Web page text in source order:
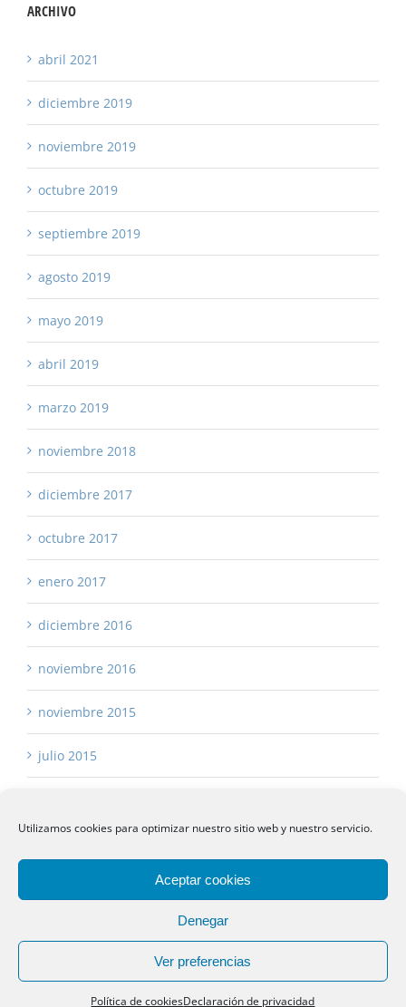
Utilizamos cookies para optimizar nuestro sitio web y nuestro servicio.
Aceptar cookies
Denegar
Ver preferencias
Política de cookiesDeclaración de privacidad
ARCHIVO
abril 2021
diciembre 2019
noviembre 2019
octubre 2019
septiembre 2019
agosto 2019
mayo 2019
abril 2019
marzo 2019
noviembre 2018
diciembre 2017
octubre 2017
enero 2017
diciembre 2016
noviembre 2016
noviembre 2015
julio 2015
Copyright 2017 -2026 Asturias Asesores
FacebookInstagram